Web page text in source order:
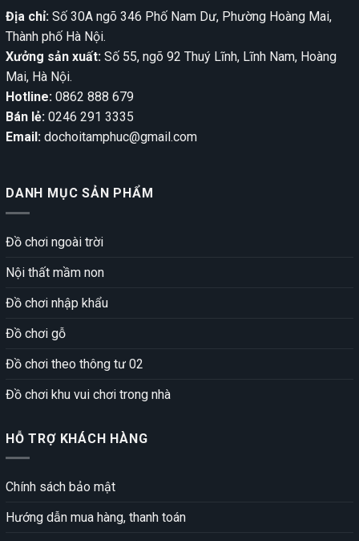
Địa chỉ: Số 30A ngõ 346 Phố Nam Dư, Phường Hoàng Mai,
Thành phố Hà Nội.
Xưởng sản xuất: Số 55, ngõ 92 Thuý Lĩnh, Lĩnh Nam, Hoàng
Mai, Hà Nội.
Hotline: 0862 888 679
Bán lẻ: 0246 291 3335
Email: dochoitamphuc@gmail.com
DANH MỤC SẢN PHẨM
Đồ chơi ngoài trời
Nội thất mầm non
Đồ chơi nhập khẩu
Đồ chơi gỗ
Đồ chơi theo thông tư 02
Đồ chơi khu vui chơi trong nhà
HỖ TRỢ KHÁCH HÀNG
Chính sách bảo mật
Hướng dẫn mua hàng, thanh toán